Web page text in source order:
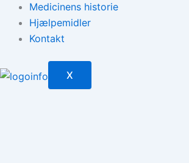
Medicinens historie
Hjælpemidler
Kontakt
X